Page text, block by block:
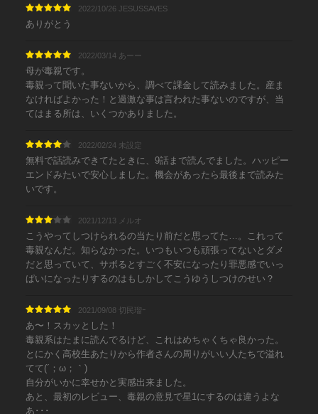
2022/10/26 JESUSSAVES
ありがとう
2022/03/14 あーー
母が毒親です。
毒親って聞いた事ないから、調べて課金して読みました。産ま
なければよかった！と過激な事は言われた事ないのですが、当
てはまる所は、いくつかありました。
2022/02/24 未設定
無料で話読みできてたときに、9話まで読んでました。ハッピー
エンドみたいで安心しました。機会があったら最後まで読みた
いです。
2021/12/13 メルオ
こうやってしつけられるの当たり前だと思ってた…。これって
毒親なんだ。知らなかった。いつもいつも頑張ってないとダメ
だと思っていて、サボるとすごく不安になったり罪悪感でいっ
ぱいになったりするのはもしかしてこうゆうしつけのせい？
2021/09/08 切民瑠ｰ
あ〜！スカッとした！
毒親系はたまに読んでるけど、これはめちゃくちゃ良かった。
とにかく高校生あたりから作者さんの周りがいい人たちで溢れ
てて(´；ω；｀)
自分がいかに幸せかと実感出来ました。
あと、最初のレビュー、毒親の意見で星1にするのは違うよな
あ･･･